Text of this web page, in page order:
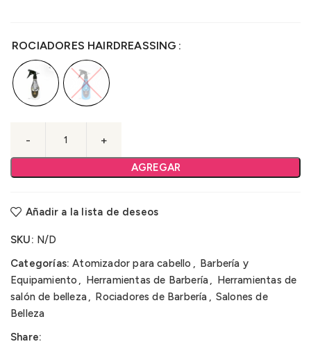
ROCIADORES HAIRDREASSING
AGREGAR
Añadir a la lista de deseos
SKU: N/D
Categorías: Atomizador para cabello , Barbería y
Equipamiento , Herramientas de Barbería, Herramientas de
salón de belleza, Rociadores de Barbería , Salones de
Belleza
Share: